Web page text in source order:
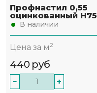
Профнастил 0,55
оцинкованный Н75
В наличии
Цена за м2
440 руб
− +